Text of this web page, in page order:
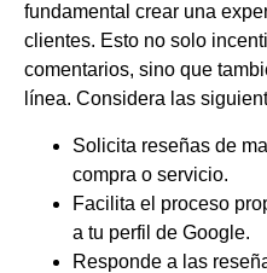
fundamental crear una
clientes. Esto no solo
comentarios, sino que
línea. Considera las
Solicita reseñas de
compra o servicio.
Facilita el proceso
a tu perfil de Google.
Responde a las